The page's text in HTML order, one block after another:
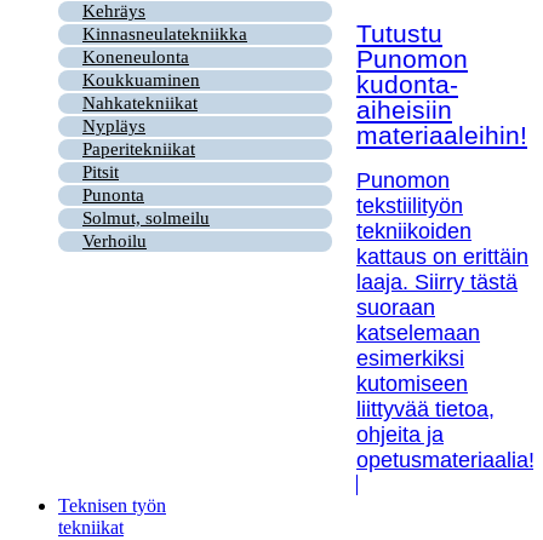
Kehräys
Kinnasneulatekniikka
Koneneulonta
Koukkuaminen
Nahkatekniikat
Nypläys
Paperitekniikat
Pitsit
Punonta
Solmut, solmeilu
Verhoilu
Tutustu
Punomon
kudonta-
aiheisiin
materiaaleihin!
Punomon
tekstiilityön
tekniikoiden
kattaus on erittäin
laaja. Siirry tästä
suoraan
katselemaan
esimerkiksi
kutomiseen
liittyvää tietoa,
ohjeita ja
opetusmateriaalia!
Teknisen työn
tekniikat